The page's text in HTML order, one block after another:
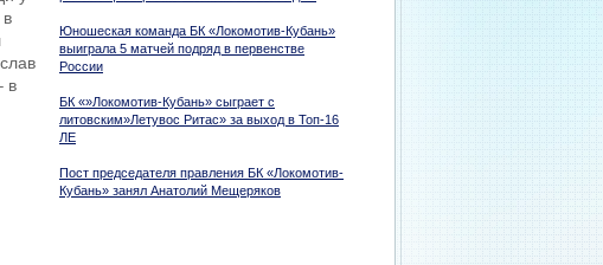
Юношеская команда БК «Локомотив-Кубань»
выиграла 5 матчей подряд в первенстве
России
БК «»Локомотив-Кубань» сыграет с
литовским»Летувос Ритас» за выход в Топ-16
ЛЕ
Пост председателя правления БК «Локомотив-
Кубань» занял Анатолий Мещеряков
в